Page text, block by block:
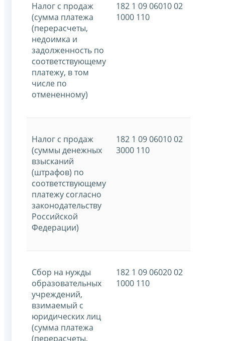
Налог с продаж
(сумма платежа
(перерасчеты,
недоимка и
задолженность по
соответствующему
платежу, в том
числе по
отмененному)
182 1 09 06010 02
1000 110
Налог с продаж
(суммы денежных
взысканий
(штрафов) по
соответствующему
платежу согласно
законодательству
Российской
Федерации)
182 1 09 06010 02
3000 110
Сбор на нужды
образовательных
учреждений,
взимаемый с
юридических лиц
(сумма платежа
(перерасчеты,
182 1 09 06020 02
1000 110